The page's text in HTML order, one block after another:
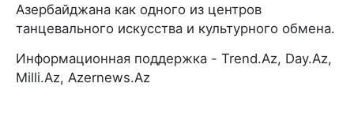
Азербайджана как одного из центров
танцевального искусства и культурного обмена.
Информационная поддержка - Trend.Az, Day.Az,
Milli.Az, Azernews.Az